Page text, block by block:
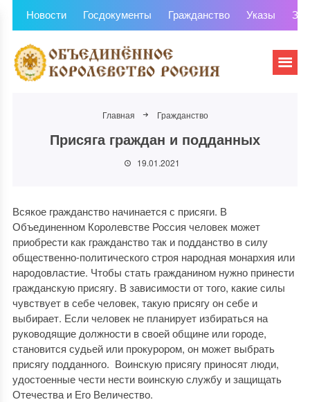
Новости Госдокументы Гражданство Указы
Главная Гражданство
Присяга граждан и подданных
19.01.2021
Всякое гражданство начинается с присяги. В
Объединенном Королевстве Россия человек может
приобрести как гражданство так и подданство в силу
общественно-политического строя народная монархия или
народовластие. Чтобы стать гражданином нужно принести
гражданскую присягу. В зависимости от того, какие силы
чувствует в себе человек, такую присягу он себе и
выбирает. Если человек не планирует избираться на
руководящие должности в своей общине или городе,
становится судьей или прокурором, он может выбрать
присягу подданного. Воинскую присягу приносят люди,
удостоенные чести нести воинскую службу и защищать
Отечества и Его Величество.